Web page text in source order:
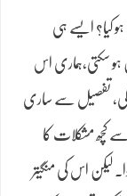
ہو کیا؟ ایسے ہی
ہو سکتی،ہماری اس
تفصیل سے ساری
کچھ مشکلات کا
لیکن اس کی منگیتر